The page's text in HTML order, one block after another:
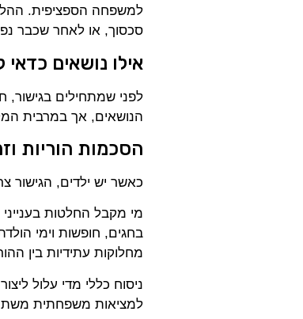
למשפחה הספציפית.
סכסוך, או לאחר שכבר
אילו נושאים כדאי
לפני שמתחילים בגישור,
הנושאים, אך במרבית
הסכמות הוריות
כאשר יש ילדים, הגישור
מי מקבל החלטות בענייני
בחגים, חופשות וימי
מחלוקות עתידיות בין
ניסוח כללי מדי עלול
למציאות משפחתית